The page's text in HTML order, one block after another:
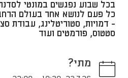
בכל שבוע נפגשים במונטי
כל פעם לנושא אחר בעולם
- דמויות, סטוריטלינג, עבודת
סטטוס, פורמטים ועוד
מתי?